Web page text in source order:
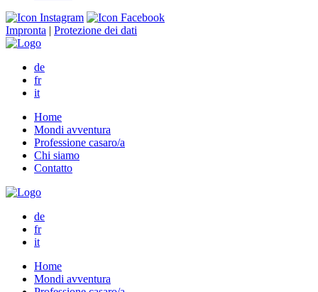
Impronta | Protezione dei dati
de
fr
it
Home
Mondi avventura
Professione casaro/a
Chi siamo
Contatto
de
fr
it
Home
Mondi avventura